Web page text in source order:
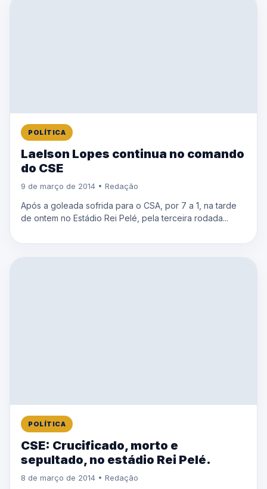
POLÍTICA
Laelson Lopes continua no comando
do CSE
9 de março de 2014 • Redação
Após a goleada sofrida para o CSA, por 7 a 1, na tarde
de ontem no Estádio Rei Pelé, pela terceira rodada...
POLÍTICA
CSE: Crucificado, morto e
sepultado, no estádio Rei Pelé.
8 de março de 2014 • Redação